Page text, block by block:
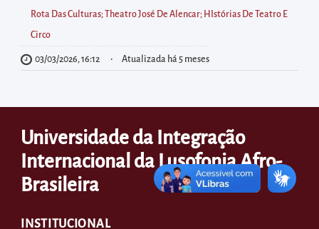
buscas
internas
Acessar
diretamente
postas
no
rodapé
Rota Das Culturas; Theatro José De Alencar; HIstórias De Teatro E
Circo
03/03/2026, 16:12 Atualizada há 5 meses
Universidade da Integração
Internacional da Lusofonia Afro-
Brasileira
INSTITUCIONAL